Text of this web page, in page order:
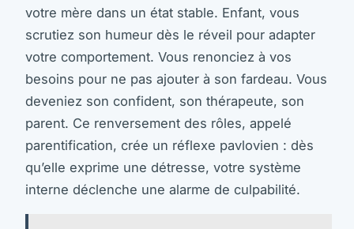
votre mère dans un état stable. Enfant, vous
scrutiez son humeur dès le réveil pour adapter
votre comportement. Vous renonciez à vos
besoins pour ne pas ajouter à son fardeau. Vous
deveniez son confident, son thérapeute, son
parent. Ce renversement des rôles, appelé
parentification, crée un réflexe pavlovien : dès
qu’elle exprime une détresse, votre système
interne déclenche une alarme de culpabilité.